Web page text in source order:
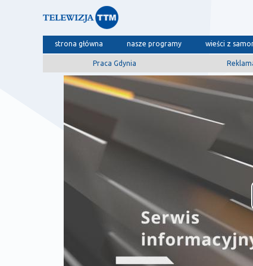
strona główna nasze programy wieści z
Praca Gdynia